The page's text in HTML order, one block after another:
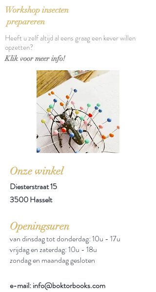
Verschijningsdatum: 1994
Aantal pagina's: 732
Workshop insecten
prepareren
Heeft u zelf altijd al eens graag een kever willen
opzetten?
Klik voor meer info!
Onze winkel
Diesterstraat 15
3500 Hasselt
Openingsuren
van dinsdag tot donderdag: 10u - 17u
vrijdag en zaterdag: 10u - 18u
zondag en maandag gesloten
e-mail: info@boktorbooks.com